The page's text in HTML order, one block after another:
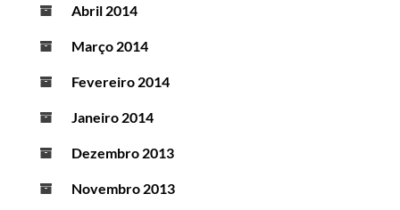
Abril 2014
Março 2014
Fevereiro 2014
Janeiro 2014
Dezembro 2013
Novembro 2013